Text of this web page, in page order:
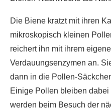
Die Biene kratzt mit ihren
mikroskopisch kleinen
reichert ihn mit ihrem
Verdauungsenzymen an.
dann in die Pollen-
Einige Pollen bleiben
werden beim Besuch der